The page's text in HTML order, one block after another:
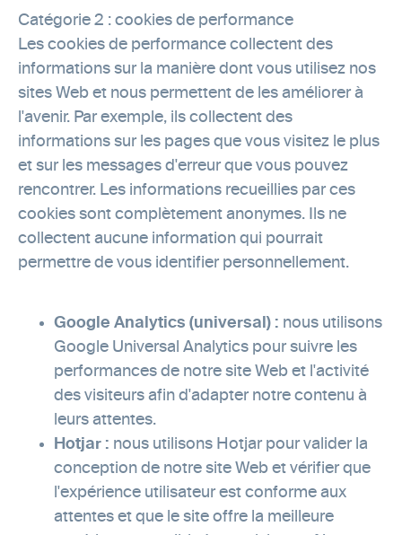
Catégorie 2 : cookies de performance
Les cookies de performance collectent des
informations sur la manière dont vous utilisez nos
sites Web et nous permettent de les améliorer à
l'avenir. Par exemple, ils collectent des
informations sur les pages que vous visitez le plus
et sur les messages d'erreur que vous pouvez
rencontrer. Les informations recueillies par ces
cookies sont complètement anonymes. Ils ne
collectent aucune information qui pourrait
permettre de vous identifier personnellement.
Google Analytics (universal) : nous utilisons
Google Universal Analytics pour suivre les
performances de notre site Web et l'activité
des visiteurs afin d'adapter notre contenu à
leurs attentes.
Hotjar : nous utilisons Hotjar pour valider la
conception de notre site Web et vérifier que
l'expérience utilisateur est conforme aux
attentes et que le site offre la meilleure